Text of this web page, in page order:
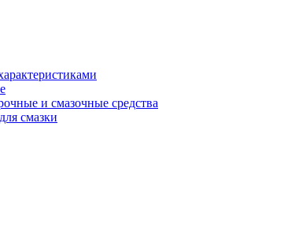
и смазочные средства
смазки